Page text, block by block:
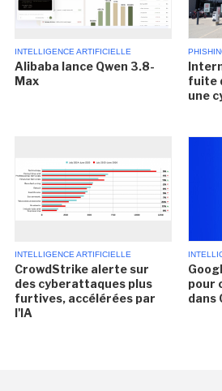
INTELLIGENCE ARTIFICIELLE
Alibaba lance Qwen 3.8-
Max
fuite
une
INTELLIGENCE ARTIFICIELLE
CrowdStrike alerte sur
des cyberattaques plus
furtives, accélérées par
l'IA
pour
dans